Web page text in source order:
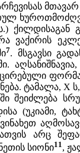
ქილდისაგან
ვაქირის
7. მსგავსი
ტამალა,
შეიძლება
(უკიამი,
არც
სიონი11 ,